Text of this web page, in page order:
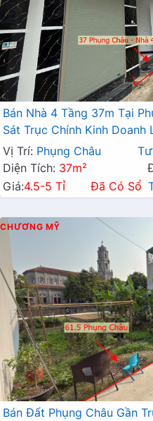
Bán Nhà 4 Tầng 37m Tại
Sát Trục Chính Kinh Doanh
Vị Trí: Phụng Châu
Diện Tích: 37m²
Giá:4.5-5 Tỉ Đã Có Sổ
CHƯƠNG MỸ
Bán Đất Phụng Châu Gần